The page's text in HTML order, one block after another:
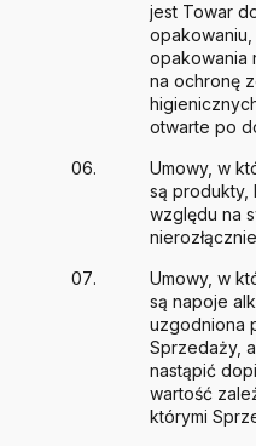
jest Towar
opakowania
na ochronę
otwarte po
Umowy, w
są produkty,
względu na
Umowy, w
są napoje
uzgodniona
Sprzedaży,
nastąpić
wartość
którymi